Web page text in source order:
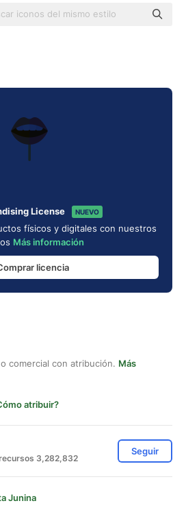
License NUEVO
físicos y digitales con nuestros
Más información
licencia
comercial con atribución. Más
atribuir?
3,282,832
Seguir
Junina